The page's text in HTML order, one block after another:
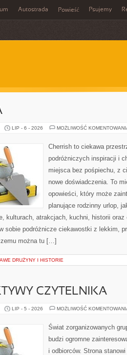
Autostrada Powieść Psujemy
LIP - 6 - 2026 MOŻLIWOŚĆ
Cherrish to ciekawa
podróżniczych inspiracji i
miejsca bez pośpiechu, z
nowe doświadczenia. To
opowieści, który może
planujące rodzinny urlop,
kulturach, atrakcjach, kuchni, historii
sobie podróżnicze ciekawostki z lekkim,
można tu […]
DRUŻYNY I HISTORIE
CZYTELNIKA
LIP - 5 - 2026 MOŻLIWOŚĆ
Świat zorganizowanych
budzi ogromne
i odbiorców. Strona